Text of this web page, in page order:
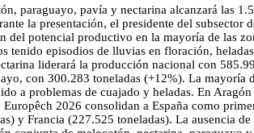
paraguayo, pavía y nectarina alcanzará las
la presentación, el presidente del subsector
del potencial productivo en la mayoría de las
tenido episodios de lluvias en floración,
liderará la producción nacional con
con 300.283 toneladas (+12%). La mayoría
a problemas de cuajado y heladas. En
2026 consolidan a España como
y Francia (227.525 toneladas). La ausencia